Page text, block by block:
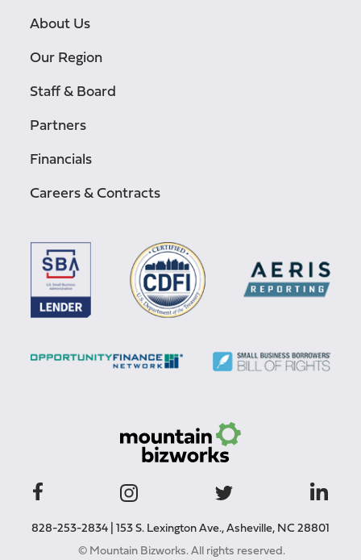
About Us
Our Region
Staff & Board
Partners
Financials
Careers & Contracts
828-253-2834
153 S. Lexington Ave., Asheville, NC 28801
© Mountain Bizworks. All rights reserved.